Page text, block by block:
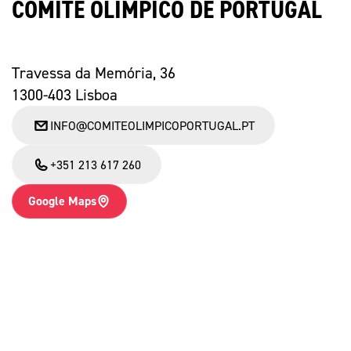
COMITÉ OLÍMPICO DE PORTUGAL
Travessa da Memória, 36
1300-403 Lisboa
INFO@COMITEOLIMPICOPORTUGAL.PT
+351 213 617 260
Google Maps